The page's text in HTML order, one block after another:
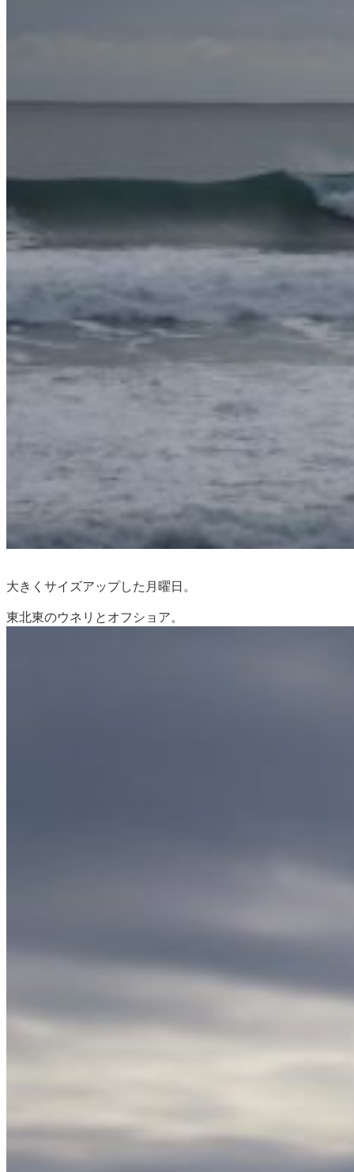
大きくサイズアップした月曜日。
東北東のウネリとオフショア。